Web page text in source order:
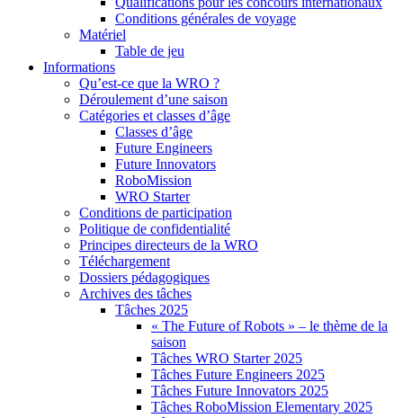
Conditions générales de voyage
Matériel
Table de jeu
Informations
Qu’est-ce que la WRO ?
Déroulement d’une saison
Catégories et classes d’âge
Classes d’âge
Future Engineers
Future Innovators
RoboMission
WRO Starter
Conditions de participation
Politique de confidentialité
Principes directeurs de la WRO
Téléchargement
Dossiers pédagogiques
Archives des tâches
Tâches 2025
« The Future of Robots » – le thème de la
saison
Tâches WRO Starter 2025
Tâches Future Engineers 2025
Tâches Future Innovators 2025
Tâches RoboMission Elementary 2025